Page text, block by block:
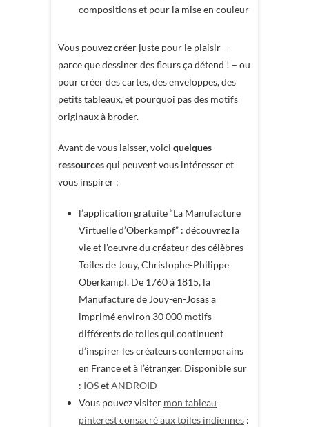
compositions et pour la mise en couleur
Vous pouvez créer juste pour le plaisir –
parce que dessiner des fleurs ça détend ! – ou
pour créer des cartes, des enveloppes, des
petits tableaux, et pourquoi pas des motifs
originaux à broder.
Avant de vous laisser, voici quelques
ressourcesqui peuvent vous intéresser et
vous inspirer :
l’application gratuite “La Manufacture
Virtuelle d’Oberkampf” : découvrez la
vie et l’oeuvre du créateur des célèbres
Toiles de Jouy, Christophe-Philippe
Oberkampf. De 1760 à 1815, la
Manufacture de Jouy-en-Josas a
imprimé environ 30 000 motifs
différents de toiles qui continuent
d’inspirer les créateurs contemporains
en France et à l’étranger. Disponible sur
: IOSetANDROID
Vous pouvez visiter mon tableau
pinterest consacré aux toiles indiennes :